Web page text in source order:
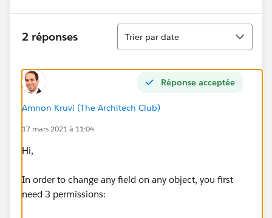
2 réponses
Tri
Trier par date
Réponse acceptée
Amnon Kruvi (The Architech Club)
17 mars 2021 à 11:04
Hi,
In order to change any field on any object, you first
need 3 permissions: